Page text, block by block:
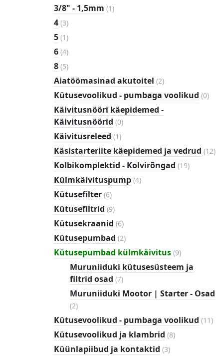
3/8" - 1,5mm (11)
4 (33)
5 (11)
6 (44)
8 (55
toodet
)
Aiatöömasinad akutoitel (22
toodet
)
Kütusevoolikud - pumbaga voolikud (00)
Käivitusnööri käepidemed -
Käivitusnöörid (00)
Käivitusreleed (11
toode
)
Käsistarteriite käepidemed ja vedrud (1212
)
Kolbikomplektid - Kolvirõngad (1919
)
Külmkäivituspump (44)
Kütusefilter (66)
Kütusefiltrid (99
toodet
)
Kütusekraanid (66)
Kütusepumbad (22
toodet
)
Kütusepumbad külmkäivitus (99
toodet
)
Muruniiduki kütusesüsteem ja
filtrid osad (77
toodet
)
Muruniiduki Mootor | Starter - Osad
(22)
Kütusevoolikud - pumbaga voolikud (1111
)
Kütusevoolikud ja klambrid (88)
Küünlapiibud ja kontaktid (33)